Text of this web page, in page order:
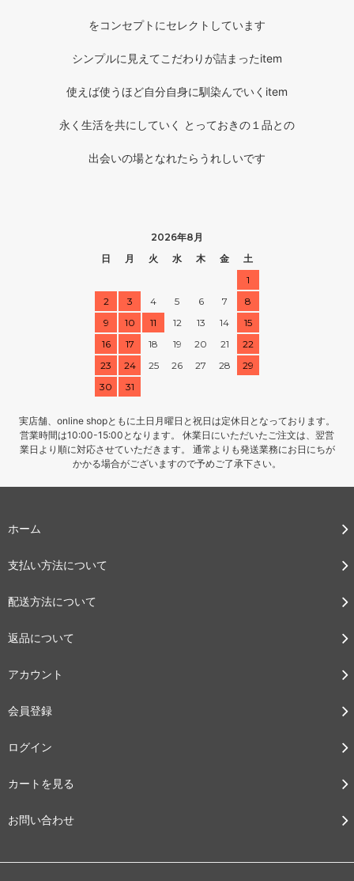
をコンセプトにセレクトしています
シンプルに見えてこだわりが詰まったitem
使えば使うほど自分自身に馴染んでいくitem
永く生活を共にしていく とっておきの１品との
出会いの場となれたらうれしいです
2026年8月
日
月 火 水 木 金
土
1
2
3 4 5 6 7
8
9
10 11 12 13 14
15
16
17 18 19 20 21
22
23
24 25 26 27 28
29
30
31
実店舗、online shopともに土日月曜日と祝日は定休日となっております。
営業時間は10:00-15:00となります。 休業日にいただいたご注文は、翌営
業日より順に対応させていただきます。 通常よりも発送業務にお日にちが
かかる場合がございますので予めご了承下さい。
ホーム
支払い方法について
配送方法について
返品について
アカウント
会員登録
ログイン
カートを見る
お問い合わせ